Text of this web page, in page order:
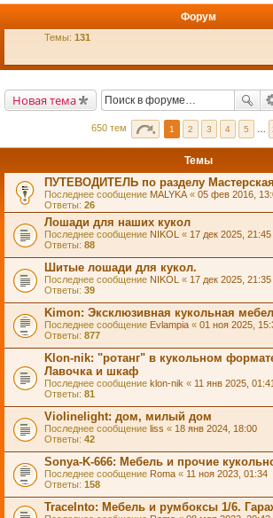
Форум
Темы: 131
Новая тема
650 тем 1 2 3 4 5
Темы
ПУТЕВОДИТЕЛЬ по разделу Мастерская
Последнее сообщение MALYKA « 05 фев 2016,
Ответы: 26
Лошади для наших кукол
Последнее сообщение NIKOL « 17 дек 2025, 21:45
Ответы: 88
Шитые лошади для кукол.
Последнее сообщение NIKOL « 17 дек 2025, 21:35
Ответы: 39
Kimon: Эксклюзивная кукольная
Последнее сообщение Evlampia « 01 ноя 2025,
Ответы: 877
Klon-nik: "ротанг" в кукольном
Лавочка и шкаф
Последнее сообщение klon-nik « 11 янв 2025, 01:41
Ответы: 81
Violinelight: дом, милый дом
Последнее сообщение liss « 18 янв 2024, 18:00
Ответы: 42
Sonya-K-666: Мебель и прочие
Последнее сообщение Roma « 11 ноя 2023, 01:34
Ответы: 158
TraceInto: Мебель и румбоксы 1/6.